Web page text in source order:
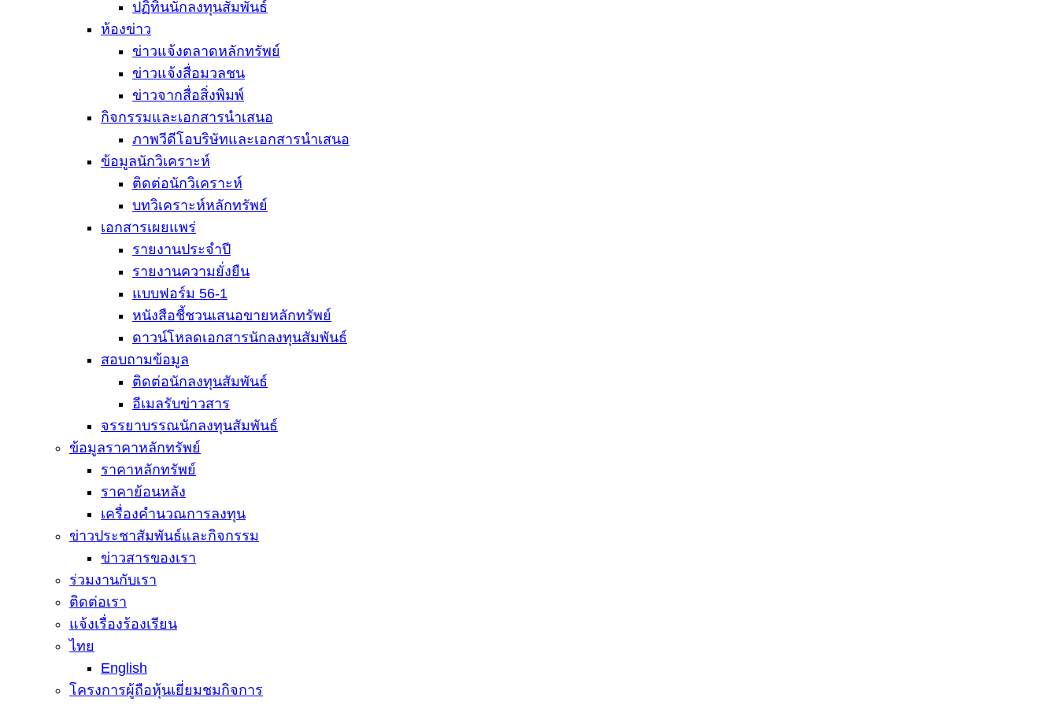
ปฏิทินนักลงทุนสัมพันธ์
ห้องข่าว
ข่าวแจ้งตลาดหลักทรัพย์
ข่าวแจ้งสื่อมวลชน
ข่าวจากสื่อสิ่งพิมพ์
กิจกรรมและเอกสารนำเสนอ
ภาพวีดีโอบริษัทและเอกสารนำเสนอ
ข้อมูลนักวิเคราะห์
ติดต่อนักวิเคราะห์
บทวิเคราะห์หลักทรัพย์
เอกสารเผยแพร่
รายงานประจำปี
รายงานความยั่งยืน
แบบฟอร์ม 56-1
หนังสือชี้ชวนเสนอขายหลักทรัพย์
ดาวน์โหลดเอกสารนักลงทุนสัมพันธ์
สอบถามข้อมูล
ติดต่อนักลงทุนสัมพันธ์
อีเมลรับข่าวสาร
จรรยาบรรณนักลงทุนสัมพันธ์
ข้อมูลราคาหลักทรัพย์
ราคาหลักทรัพย์
ราคาย้อนหลัง
เครื่องคำนวณการลงทุน
ข่าวประชาสัมพันธ์และกิจกรรม
ข่าวสารของเรา
ร่วมงานกับเรา
ติดต่อเรา
แจ้งเรื่องร้องเรียน
ไทย
English
โครงการผู้ถือหุ้นเยี่ยมชมกิจการ